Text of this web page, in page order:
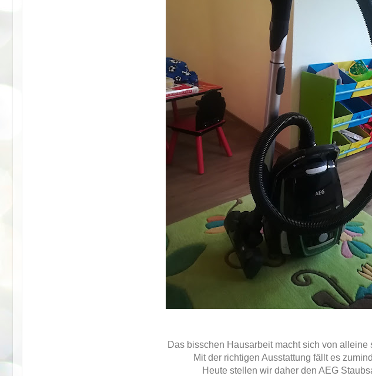
Das bisschen Hausarbeit macht sich von alleine
Mit der richtigen Ausstattung fällt es
Heute stellen wir daher den AEG